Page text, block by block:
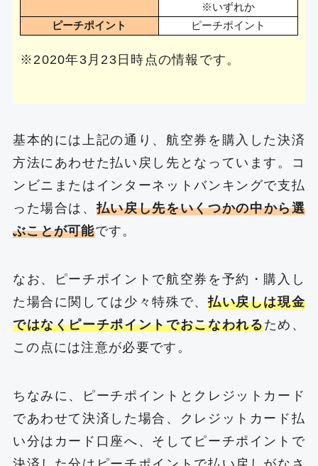
※いずれか
ピーチポイント
ピーチポイント
※2020年3月23日時点の情報です。
基本的には上記の通り、航空券を購入した決済
方法にあわせた払い戻し先となっています。コ
ンビニまたはインターネットバンキングで支払
った場合は、 払い戻し先をいくつかの中から選
ぶことが可能です。
なお、ピーチポイントで航空券を予約・購入し
た場合に関しては少々特殊で、 払い戻しは現金
ではなくピーチポイントでおこなわれるため、
この点には注意が必要です。
ちなみに、ピーチポイントとクレジットカード
であわせて決済した場合、クレジットカード払
い分はカード口座へ、そしてピーチポイントで